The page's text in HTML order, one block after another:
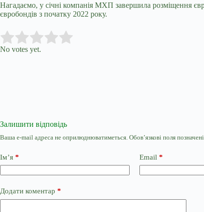
Нагадаємо, у січні компанія МХП завершила розміщення
євробондів з початку 2022 року.
Rate this item:
No votes yet.
Залишити відповідь
Ваша e-mail адреса не оприлюднюватиметься. Обов’язкові поля позначені
Ім’я * Email *
Додати коментар *